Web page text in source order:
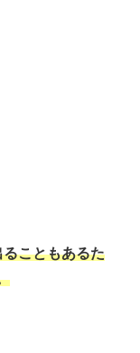
こともあるた